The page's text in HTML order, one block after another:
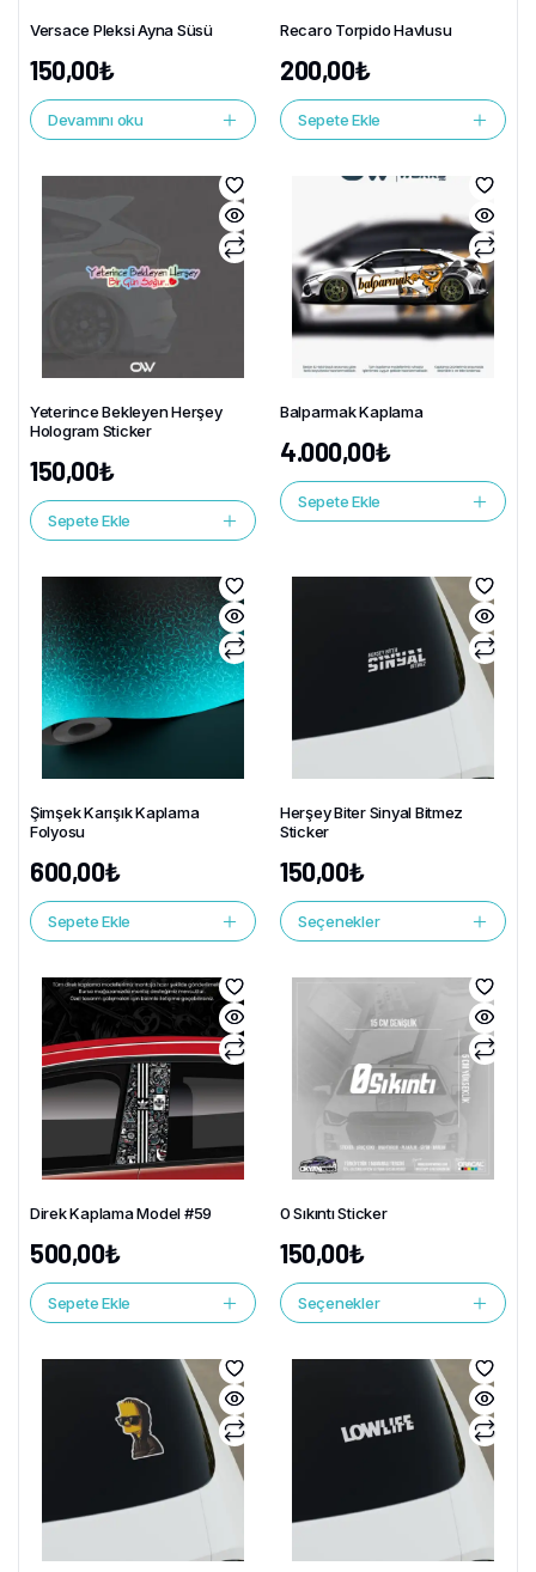
Versace Pleksi Ayna Süsü
150,00₺
Devamını oku
Recaro Torpido Havlusu
200,00₺
Sepete Ekle
Yeterince Bekleyen Herşey
Hologram Sticker
150,00₺
Sepete Ekle
Balparmak Kaplama
4.000,00₺
Sepete Ekle
Şimşek Karışık Kaplama
Folyosu
600,00₺
Sepete Ekle
Herşey Biter Sinyal Bitmez
Sticker
150,00₺
Seçenekler
Direk Kaplama Model #59
500,00₺
Sepete Ekle
0 Sıkıntı Sticker
150,00₺
Seçenekler